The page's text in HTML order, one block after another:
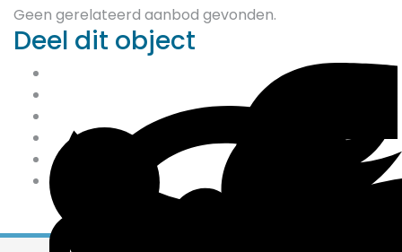
Geen gerelateerd aanbod gevonden.
Deel dit object